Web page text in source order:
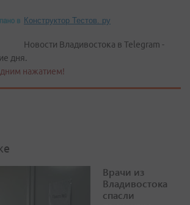
Конструктор Тестов. ру
Новости Владивостока в Telegram -
дня.
нажатием!
Врачи из
Владивостока
спасли